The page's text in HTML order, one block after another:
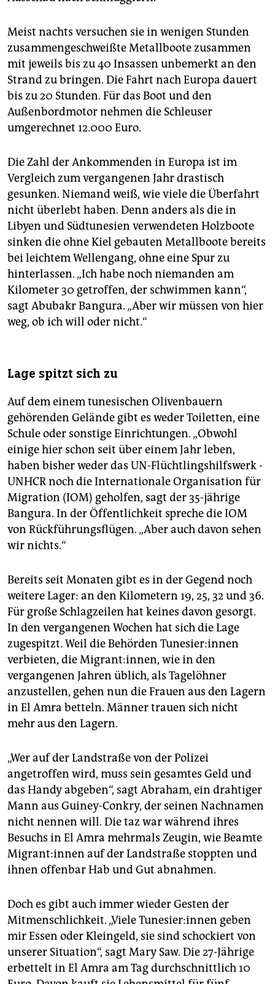
Meist nachts versuchen sie in wenigen Stunden
zusammengeschweißte Metallboote zusammen
mit jeweils bis zu 40 Insassen unbemerkt an den
Strand zu bringen. Die Fahrt nach Europa dauert
bis zu 20 Stunden. Für das Boot und den
Außenbordmotor nehmen die Schleuser
umgerechnet 12.000 Euro.
Die Zahl der Ankommenden in Europa ist im
Vergleich zum vergangenen Jahr drastisch
gesunken. Niemand weiß, wie viele die Überfahrt
nicht überlebt haben. Denn anders als die in
Libyen und Südtunesien verwendeten Holzboote
sinken die ohne Kiel gebauten Metallboote bereits
bei leichtem Wellengang, ohne eine Spur zu
hinterlassen. „Ich habe noch niemanden am
Kilometer 30 getroffen, der schwimmen kann“,
sagt Abubakr Bangura. „Aber wir müssen von hier
weg, ob ich will oder nicht.“
Lage spitzt sich zu
Auf dem einem tunesischen Olivenbauern
gehörenden Gelände gibt es weder Toiletten, eine
Schule oder sonstige Einrichtungen. „Obwohl
einige hier schon seit über einem Jahr leben,
haben bisher weder das UN-Flüchtlingshilfswerk ­
UNHCR noch die Internationale Organisation für
Migration (IOM) geholfen, sagt der 35-jährige
Bangura. In der Öffentlichkeit spreche die IOM
von Rückführungsflügen. „Aber auch davon sehen
wir nichts.“
Bereits seit Monaten gibt es in der Gegend noch
weitere Lager: an den Kilometern 19, 25, 32 und 36.
Für große Schlagzeilen hat keines davon gesorgt.
In den vergangenen Wochen hat sich die Lage
zugespitzt. Weil die Behörden Tu­ne­sie­r:in­nen
verbieten, die Mi­gran­t:in­nen, wie in den
vergangenen Jahren üblich, als Tagelöhner
anzustellen, gehen nun die Frauen aus den Lagern
in El Amra betteln. Männer trauen sich nicht
mehr aus den Lagern.
„Wer auf der Landstraße von der Polizei
angetroffen wird, muss sein gesamtes Geld und
das Handy abgeben“, sagt Abraham, ein drahtiger
Mann aus Guiney-Conkry, der seinen Nachnamen
nicht nennen will. Die taz war während ihres
Besuchs in El Amra mehrmals Zeugin, wie Beamte
Mi­gran­t:in­nen auf der Landstraße stoppten und
ihnen offenbar Hab und Gut abnahmen.
Doch es gibt auch immer wieder Gesten der
Mitmenschlichkeit. „Viele Tu­ne­sie­r:in­nen geben
mir Essen oder Kleingeld, sie sind schockiert von
unserer Situation“, sagt Mary Saw. Die 27-Jährige
erbettelt in El Amra am Tag durchschnittlich 10